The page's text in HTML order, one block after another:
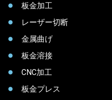
板金加工
レーザー切断
金属曲げ
板金溶接
CNC加工
板金プレス